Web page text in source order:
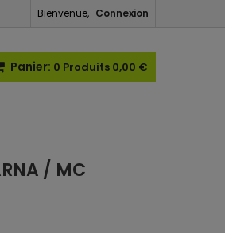
Bienvenue, Connexion
Panier: 0 Produits 0,00 €
/ MC